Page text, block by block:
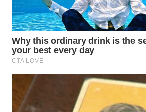
WN
PRIANGAN
TIMUR
WN
SEMARANG
WN
SOLO